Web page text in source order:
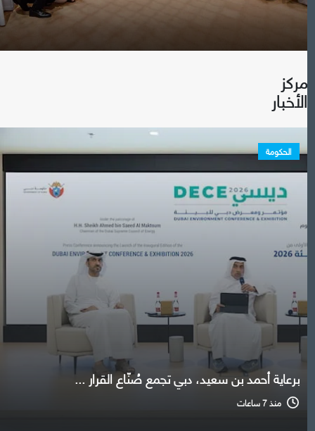
مركز
الأخبار
الحكومة
برعاية أحمد بن سعيد، دبي تجمع صُنّاع القرار ...
منذ 7 ساعات